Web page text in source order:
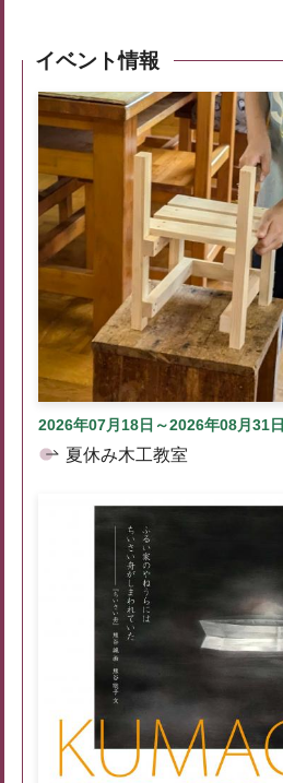
イベント情報
2026年07月18日～2026年08月31日
夏休み木工教室